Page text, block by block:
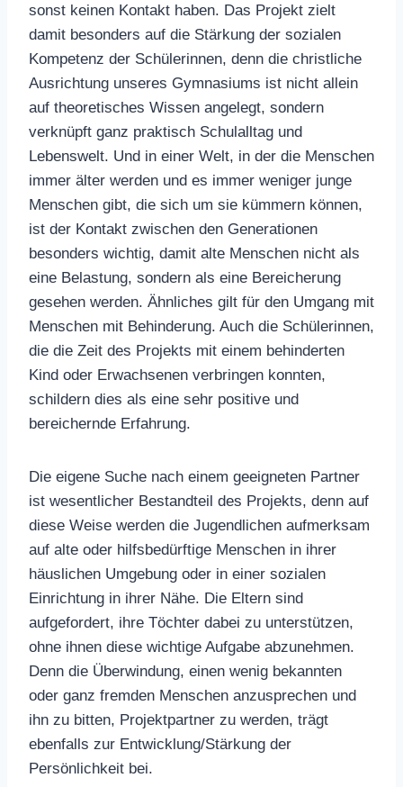
sonst keinen Kontakt haben. Das Projekt zielt
damit besonders auf die Stärkung der sozialen
Kompetenz der Schülerinnen, denn die christliche
Ausrichtung unseres Gymnasiums ist nicht allein
auf theoretisches Wissen angelegt, sondern
verknüpft ganz praktisch Schulalltag und
Lebenswelt. Und in einer Welt, in der die Menschen
immer älter werden und es immer weniger junge
Menschen gibt, die sich um sie kümmern können,
ist der Kontakt zwischen den Generationen
besonders wichtig, damit alte Menschen nicht als
eine Belastung, sondern als eine Bereicherung
gesehen werden. Ähnliches gilt für den Umgang mit
Menschen mit Behinderung. Auch die Schülerinnen,
die die Zeit des Projekts mit einem behinderten
Kind oder Erwachsenen verbringen konnten,
schildern dies als eine sehr positive und
bereichernde Erfahrung.
Die eigene Suche nach einem geeigneten Partner
ist wesentlicher Bestandteil des Projekts, denn auf
diese Weise werden die Jugendlichen aufmerksam
auf alte oder hilfsbedürftige Menschen in ihrer
häuslichen Umgebung oder in einer sozialen
Einrichtung in ihrer Nähe. Die Eltern sind
aufgefordert, ihre Töchter dabei zu unterstützen,
ohne ihnen diese wichtige Aufgabe abzunehmen.
Denn die Überwindung, einen wenig bekannten
oder ganz fremden Menschen anzusprechen und
ihn zu bitten, Projektpartner zu werden, trägt
ebenfalls zur Entwicklung/Stärkung der
Persönlichkeit bei.